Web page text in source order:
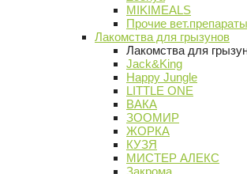
MIKIMEALS
Прочие вет.препараты
Лакомства для грызунов
Лакомства для
Jack&King
Happy Jungle
LITTLE ONE
ВАКА
ЗООМИР
ЖОРКА
КУЗЯ
МИСТЕР АЛЕКС
Закрома